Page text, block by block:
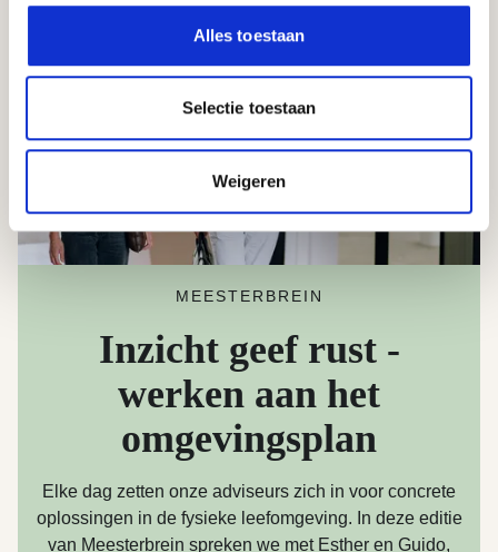
Alles toestaan
Selectie toestaan
Weigeren
MEESTERBREIN
Inzicht geef rust -
werken aan het
omgevingsplan
Elke dag zetten onze adviseurs zich in voor concrete
oplossingen in de fysieke leefomgeving. In deze editie
van Meesterbrein spreken we met Esther en Guido,